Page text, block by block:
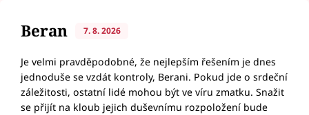
Beran 7. 8. 2026
Je velmi pravděpodobné, že nejlepším řešením je dnes
jednoduše se vzdát kontroly, Berani. Pokud jde o srdeční
záležitosti, ostatní lidé mohou být ve víru zmatku. Snažit
se přijít na kloub jejich duševnímu rozpoložení bude